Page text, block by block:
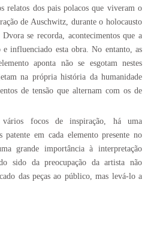
relatos dos pais polacos que viveram o
de Auschwitz, durante o holocausto
se recorda, acontecimentos que a
e influenciado esta obra. No entanto, as
aponta não se esgotam nestes
na própria história da humanidade
de tensão que alternam com os de
focos de inspiração, há uma
em cada elemento presente no
grande importância à interpretação
sido da preocupação da artista não
das peças ao público, mas levá-lo a